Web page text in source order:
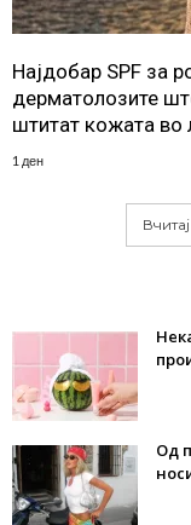
Најдобар SPF за
дерматолозите
штитат кожата во
1 ден
Од